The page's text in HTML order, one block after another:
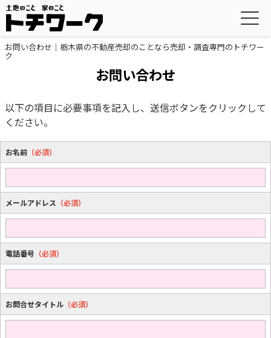
お問い合わせ｜栃木県の不動産売却のことなら売却・調査専門のトチワー
ク
お問い合わせ
以下の項目に必要事項を記入し、送信ボタンをクリックして
ください。
お名前 （必須）
メールアドレス （必須）
電話番号 （必須）
お問合せタイトル （必須）